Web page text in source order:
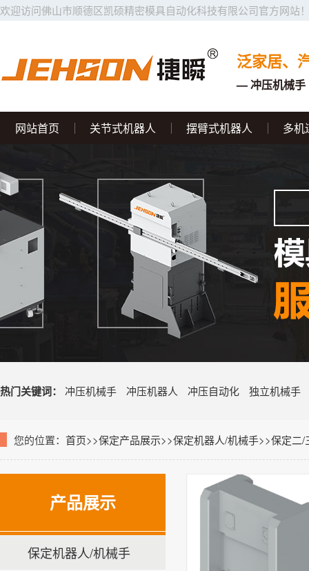
欢迎访问佛山市顺德区凯硕精密模具自动化科技有限公司官方网站
泛家居、
— 冲压机械手
网站首页 关节式机器人 摆臂式机器人 多机
热门关键词： 冲压机械手 冲压机器人 冲压自动化 独立机械手
您的位置： 首页>>保定产品展示>>保定机器人/机械手>>保定二/
产品展示
保定机器人/机械手